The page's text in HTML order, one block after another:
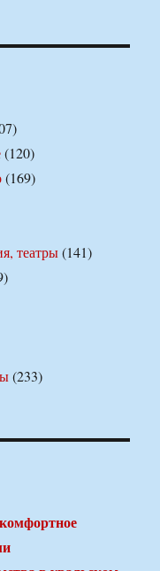
(120)
(169)
театры(141)
(233)